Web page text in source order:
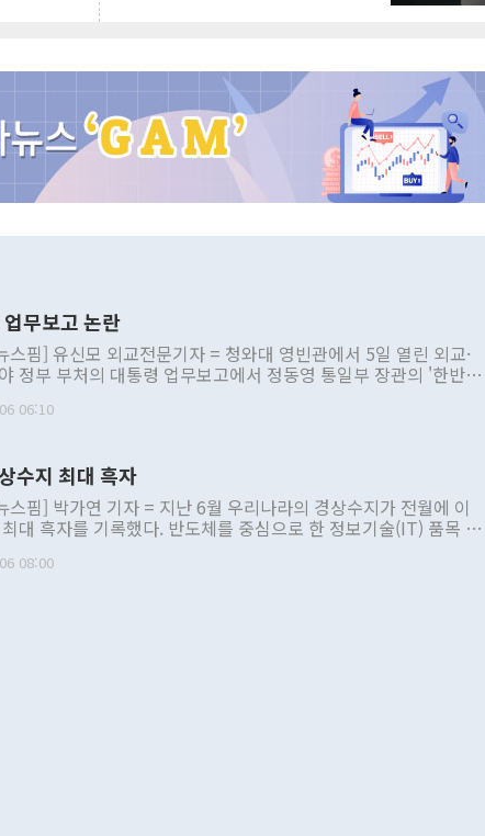
무보고 논란
스핌] 유신모 외교전문기자 = 청와대 영빈관에서 5일 열린 외교·
정부 부처의 대통령 업무보고에서 정동영 통일부 장관의 '한반도
는 정부 내 조율을 거치지 않은 사안을 정책으로 추진하겠다고 공
망에 근거한 비현실적 구상'이라는 비판을 내놨다. 그동안 정 장
정책 관련 발언이 물의를 빚은 적은 여러 번 있지만 대통령과 유
관이 공개적으로 부정적 입장을 표명한 것은 이례적이다. 정 장
한 대북 접근법과 월권을 제어해야 한다는 목소리도 높아지고 있
고도 했다. 또 "현 시점에서 흘러간 선(先)비핵화만 되뇌는 것은
대화의 동력을 확보하기 위해 최선을 다할 것"이라고 말했다. 하
06:10
수지 최대 흑자
스핌] 박가연 기자 = 지난 6월 우리나라의 경상수지가 전월에 이
대 흑자를 기록했다. 반도체를 중심으로 한 정보기술(IT) 품목 수
6월 국제수지(잠정)'에 따르
준 처음으로 1000억달러를 넘어섰다. 상품수입은 644억8000만
증했고 컴퓨터·주변기기(SSD)는 282.7% 증가했다. IT 품목
늘었으며 비IT 품목도 ▲석유제품(47.5%) ▲화공품
08:00